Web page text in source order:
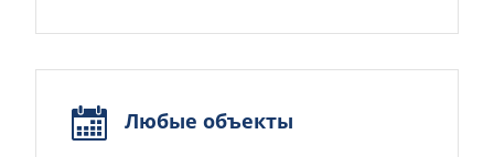
Любые объекты